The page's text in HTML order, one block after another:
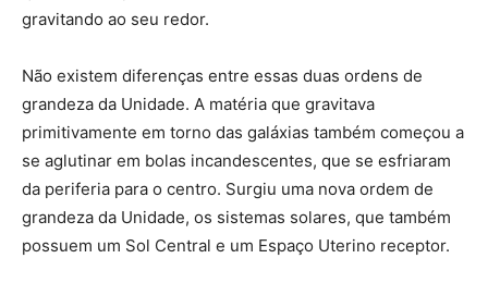
gravitando ao seu redor.
Não existem diferenças entre essas duas ordens de
grandeza da Unidade. A matéria que gravitava
primitivamente em torno das galáxias também começou a
se aglutinar em bolas incandescentes, que se esfriaram
da periferia para o centro. Surgiu uma nova ordem de
grandeza da Unidade, os sistemas solares, que também
possuem um Sol Central e um Espaço Uterino receptor.